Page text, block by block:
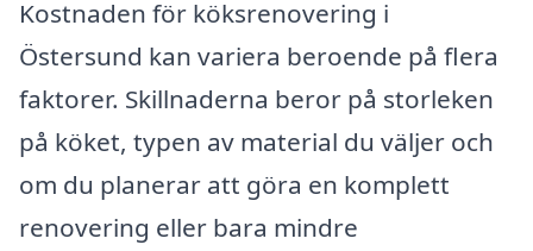
Kostnaden för köksrenovering i
Östersund kan variera beroende på flera
faktorer. Skillnaderna beror på storleken
på köket, typen av material du väljer och
om du planerar att göra en komplett
renovering eller bara mindre